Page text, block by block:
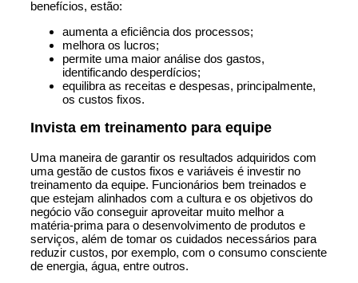
benefícios, estão:
aumenta a eficiência dos processos;
melhora os lucros;
permite uma maior análise dos gastos,
identificando desperdícios;
equilibra as receitas e despesas, principalmente,
os custos fixos.
Invista em treinamento para equipe
Uma maneira de garantir os resultados adquiridos com
uma gestão de custos fixos e variáveis é investir no
treinamento da equipe. Funcionários bem treinados e
que estejam alinhados com a cultura e os objetivos do
negócio vão conseguir aproveitar muito melhor a
matéria-prima para o desenvolvimento de produtos e
serviços, além de tomar os cuidados necessários para
reduzir custos, por exemplo, com o consumo consciente
de energia, água, entre outros.